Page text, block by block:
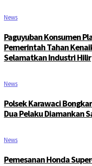
News
Paguyuban Konsumen
Pemerintah Tahan
Selamatkan Industri Hilir
News
Polsek Karawaci
Dua Pelaku Diamankan
News
Pemesanan Honda